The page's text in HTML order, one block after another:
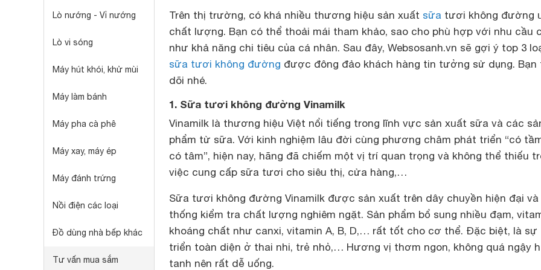
Lò nướng - Vỉ nướng
Lò vi sóng
Máy hút khói, khử mùi
Máy làm bánh
Máy pha cà phê
Máy xay, máy ép
Máy đánh trứng
Nồi điện các loại
Đồ dùng nhà bếp khác
Tư vấn mua sắm
Trên thị trường, có khá nhiều thương hiệu sản xuất sữa tươi không đường
chất lượng. Bạn có thể thoải mái tham khảo, sao cho phù hợp với nhu cầu
như khả năng chi tiêu của cá nhân. Sau đây, Websosanh.vn sẽ gợi ý top 3
sữa tươi không đường được đông đảo khách hàng tin tưởng sử dụng. Bạn
dõi nhé.
1. Sữa tươi không đường Vinamilk
Vinamilk là thương hiệu Việt nổi tiếng trong lĩnh vực sản xuất sữa và các
phẩm từ sữa. Với kinh nghiệm lâu đời cùng phương châm phát triển “có
có tâm”, hiện nay, hãng đã chiếm một vị trí quan trọng và không thể thiếu
việc cung cấp sữa tươi cho siêu thị, cửa hàng,…
Sữa tươi không đường Vinamilk được sản xuất trên dây chuyền hiện đại và
thống kiểm tra chất lượng nghiêm ngặt. Sản phẩm bổ sung nhiều đạm,
khoáng chất như canxi, vitamin A, B, D,… rất tốt cho cơ thể. Đặc biệt, là sự
triển toàn diện ở thai nhi, trẻ nhỏ,… Hương vị thơm ngon, không quá ngậy
tanh nên rất dễ uống.